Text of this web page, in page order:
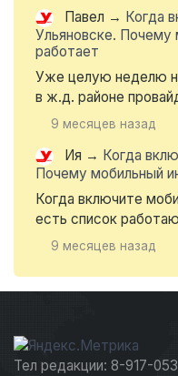
Павел → Когда
Ульяновске. Почему
работает
Уже целую неделю
в ж.д. районе
9 месяцев назад
Ия → Когда
Почему мобильный
Когда включите
есть список
9 месяцев назад
Тел редакции: 8-917-